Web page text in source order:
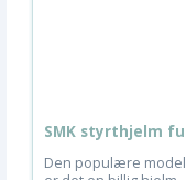
SMK styrthjelm
Den populære model